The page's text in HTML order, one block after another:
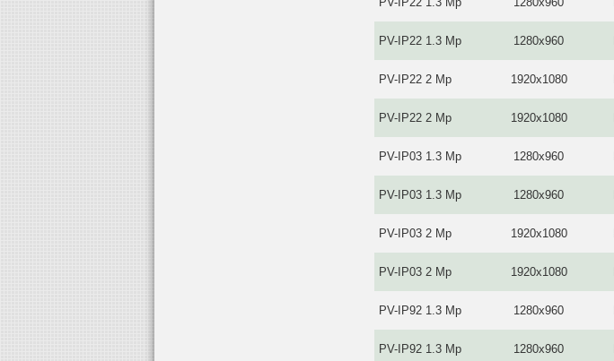
PV-IP22 1.3 Mp 1280x960
PV-IP22 2 Mp 1920x1080
PV-IP22 2 Mp 1920x1080
PV-IP03 1.3 Mp 1280x960
PV-IP03 1.3 Mp 1280x960
PV-IP03 2 Mp 1920x1080
PV-IP03 2 Mp 1920x1080
PV-IP92 1.3 Mp 1280x960
PV-IP92 1.3 Mp 1280x960